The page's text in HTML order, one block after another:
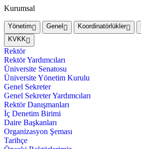
Kurumsal
Yönetim Genel Koordinatörlükler
KVKK
Rektör
Rektör Yardımcıları
Üniversite Senatosu
Üniversite Yönetim Kurulu
Genel Sekreter
Genel Sekreter Yardımcıları
Rektör Danışmanları
İç Denetim Birimi
Daire Başkanları
Organizasyon Şeması
Tarihçe